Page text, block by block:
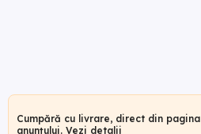
Cumpără cu livrare, direct din pagina
anunțului. Vezi detalii